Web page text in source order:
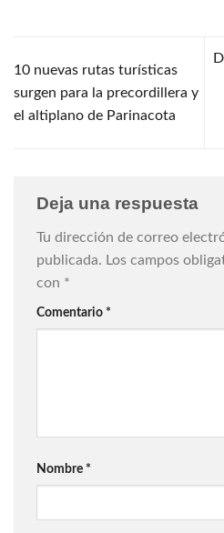
10 nuevas rutas turísticas
surgen para la precordillera y
el altiplano de Parinacota
Deja una respuesta
Tu dirección de correo
publicada. Los campos
con *
Comentario *
Nombre *